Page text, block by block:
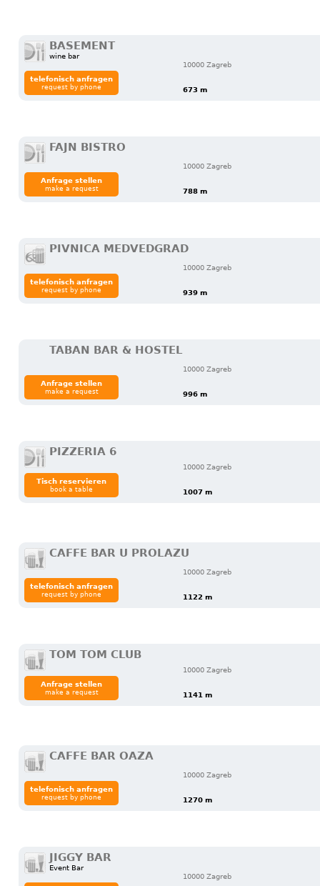
BASEMENT
wine bar
10000 Zagreb
673 m
telefonisch anfragen
request by phone
FAJN BISTRO
10000 Zagreb
788 m
Anfrage stellen
make a request
PIVNICA MEDVEDGRAD
10000 Zagreb
939 m
telefonisch anfragen
request by phone
TABAN BAR & HOSTEL
10000 Zagreb
996 m
Anfrage stellen
make a request
PIZZERIA 6
10000 Zagreb
1007 m
Tisch reservieren
book a table
CAFFE BAR U PROLAZU
10000 Zagreb
1122 m
telefonisch anfragen
request by phone
TOM TOM CLUB
10000 Zagreb
1141 m
Anfrage stellen
make a request
CAFFE BAR OAZA
10000 Zagreb
1270 m
telefonisch anfragen
request by phone
JIGGY BAR
Event Bar
10000 Zagreb